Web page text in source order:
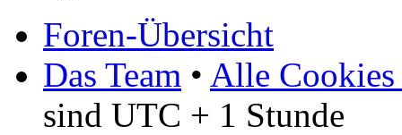
Foren-Übersicht
Das Team • Alle Cookies
sind UTC + 1 Stunde